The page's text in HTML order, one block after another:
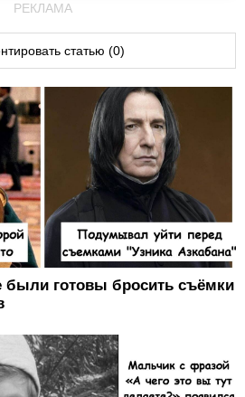
РЕКЛАМА
статью (0)
были готовы бросить съёмки